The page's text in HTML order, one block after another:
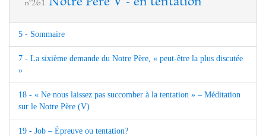
n°261
5 - Sommaire
7 - La sixième demande du Notre Père, « peut-être la plus discutée
»
18 - « Ne nous laissez pas succomber à la tentation » – Méditation
sur le Notre Père (V)
19 - Job – Épreuve ou tentation?